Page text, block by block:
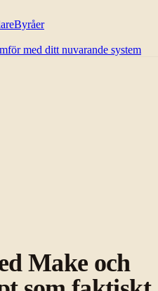
Byråer
med ditt nuvarande system
Make och